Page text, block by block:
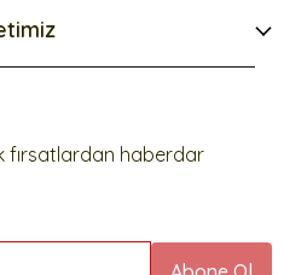
fırsatlardan haberdar